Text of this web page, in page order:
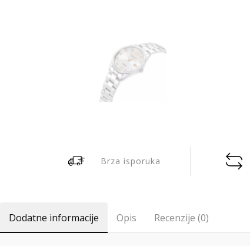
Brza isporuka
Dodatne informacije Opis Recenzije (0)